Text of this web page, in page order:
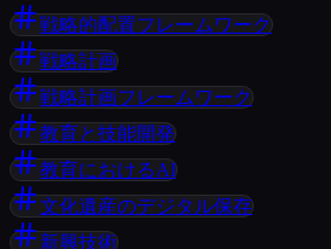
戦略的配置フレームワーク
戦略計画
戦略計画フレームワーク
教育と技能開発
教育におけるAI
文化遺産のデジタル保存
新興技術